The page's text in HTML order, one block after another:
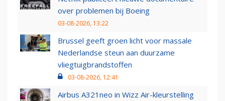
over problemen bij Boeing
03-08-2026, 13:22
Brussel geeft groen licht voor massale
Nederlandse steun aan duurzame
vliegtuigbrandstoffen
03-08-2026, 12:41
Airbus A321neo in Wizz Air-kleurstelling